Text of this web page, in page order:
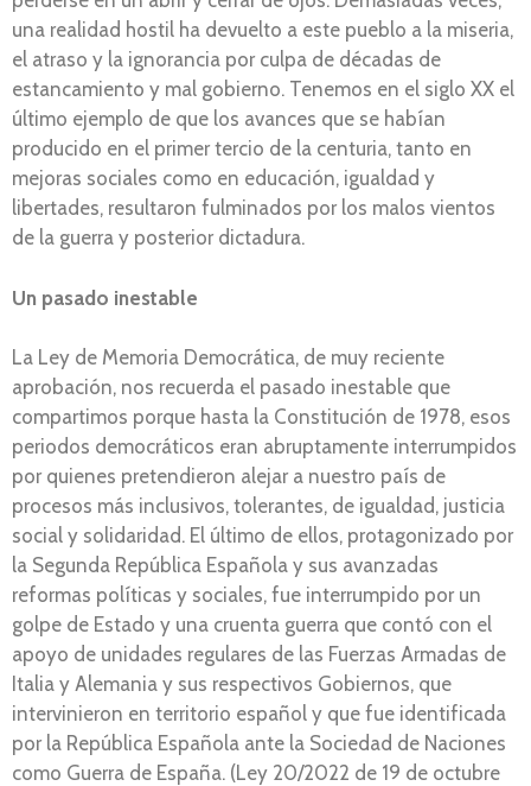
una realidad hostil ha devuelto a este pueblo a la miseria,
el atraso y la ignorancia por culpa de décadas de
estancamiento y mal gobierno. Tenemos en el siglo XX el
último ejemplo de que los avances que se habían
producido en el primer tercio de la centuria, tanto en
mejoras sociales como en educación, igualdad y
libertades, resultaron fulminados por los malos vientos
de la guerra y posterior dictadura.
Un pasado inestable
La Ley de Memoria Democrática, de muy reciente
aprobación, nos recuerda el pasado inestable que
compartimos porque hasta la Constitución de 1978, esos
periodos democráticos eran abruptamente interrumpidos
por quienes pretendieron alejar a nuestro país de
procesos más inclusivos, tolerantes, de igualdad, justicia
social y solidaridad. El último de ellos, protagonizado por
la Segunda República Española y sus avanzadas
reformas políticas y sociales, fue interrumpido por un
golpe de Estado y una cruenta guerra que contó con el
apoyo de unidades regulares de las Fuerzas Armadas de
Italia y Alemania y sus respectivos Gobiernos, que
intervinieron en territorio español y que fue identificada
por la República Española ante la Sociedad de Naciones
como Guerra de España. (Ley 20/2022 de 19 de octubre